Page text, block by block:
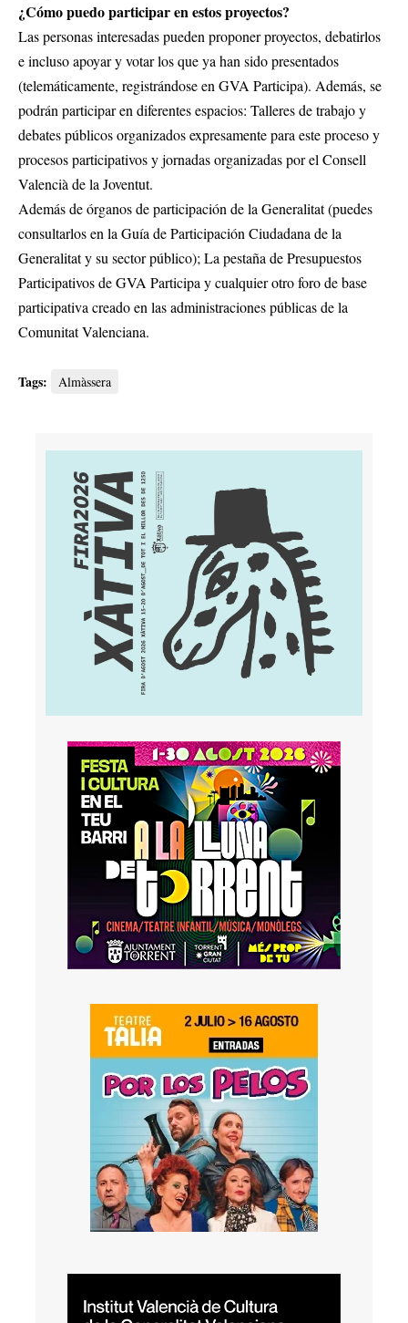
¿Cómo puedo participar en estos proyectos?
Las personas interesadas pueden proponer proyectos, debatirlos
e incluso apoyar y votar los que ya han sido presentados
(telemáticamente, registrándose en GVA Participa). Además, se
podrán participar en diferentes espacios: Talleres de trabajo y
debates públicos organizados expresamente para este proceso y
procesos participativos y jornadas organizadas por el Consell
Valencià de la Joventut.
Además de órganos de participación de la Generalitat (puedes
consultarlos en la Guía de Participación Ciudadana de la
Generalitat y su sector público); La pestaña de Presupuestos
Participativos de GVA Participa y cualquier otro foro de base
participativa creado en las administraciones públicas de la
Comunitat Valenciana.
Tags: Almàssera